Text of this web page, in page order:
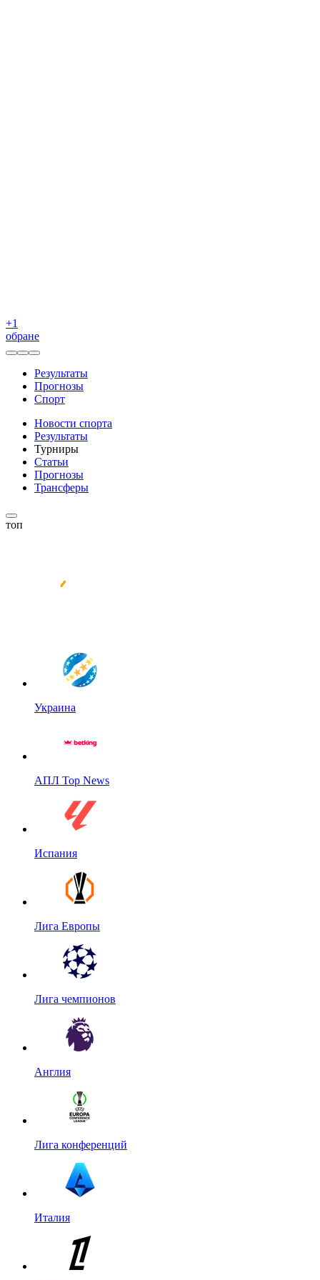
+1
обране
Результаты
Прогнозы
Спорт
Новости спорта
Результаты
Турниры
Статьи
Прогнозы
Трансферы
топ
Украина
АПЛ Top News
Испания
Лига Европы
Лига чемпионов
Англия
Лига конференций
Италия